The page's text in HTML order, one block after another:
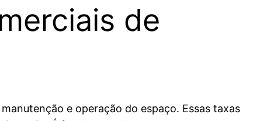
de
e operação do espaço. Essas taxas